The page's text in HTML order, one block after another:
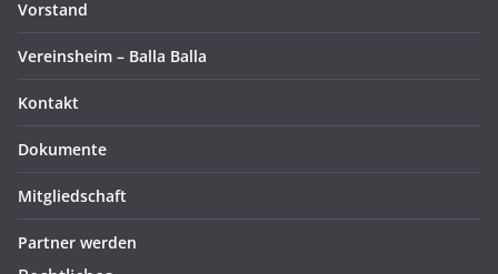
Vorstand
Vereinsheim – Balla Balla
Kontakt
Dokumente
Mitgliedschaft
Partner werden